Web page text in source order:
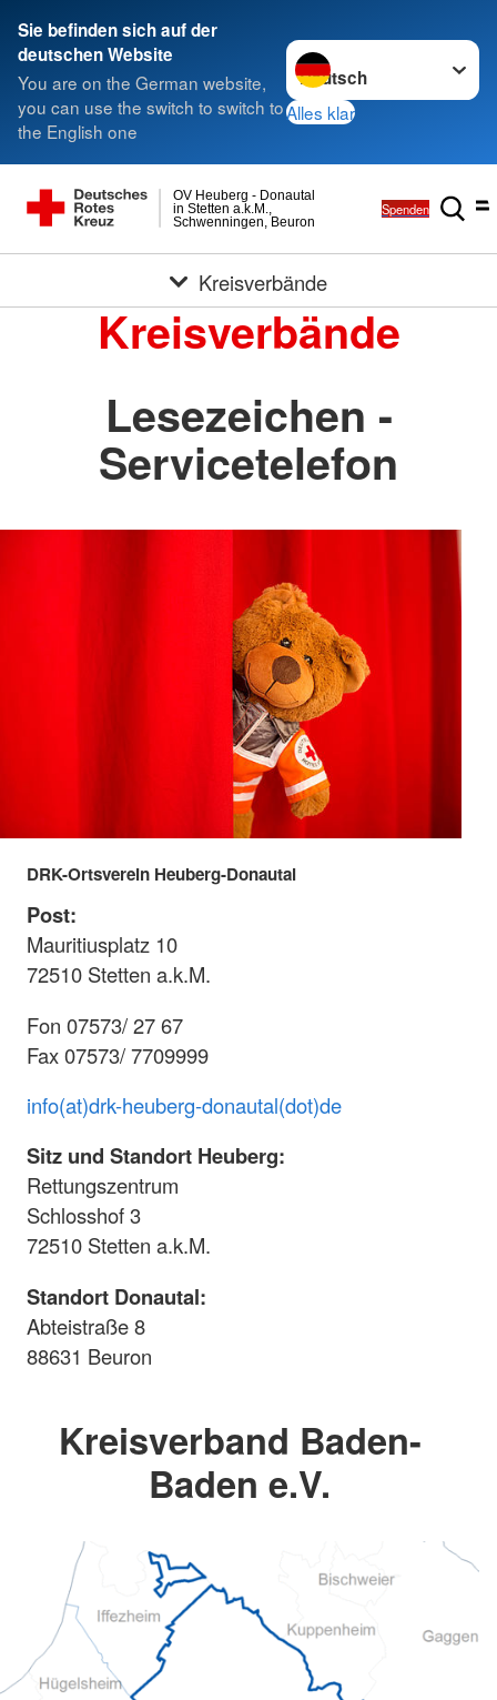
Sie befinden sich auf der
deutschen Website
You are on the German website,
you can use the switch to switch to
the English one
Sprache wechseln zu
Alles klar
Schwenningen, Beuron
in Stetten a.k.M.,
OV Heuberg - Donautal
Spenden
Kreisverbände
Kreisverbände
Lesezeichen -
Servicetelefon
DRK-Ortsverein Heuberg-Donautal
Post:
Mauritiusplatz 10
72510 Stetten a.k.M.
Fon 07573/ 27 67
Fax 07573/ 7709999
info(at)drk-heuberg-donautal(dot)de
Sitz und Standort Heuberg:
Rettungszentrum
Schlosshof 3
72510 Stetten a.k.M.
Standort Donautal:
Abteistraße 8
88631 Beuron
Kreisverband Baden-
Baden e.V.